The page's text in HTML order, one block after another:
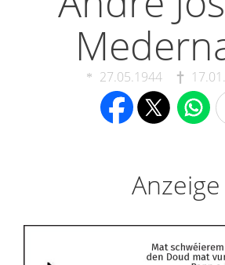
27.05.1944
Anzeige